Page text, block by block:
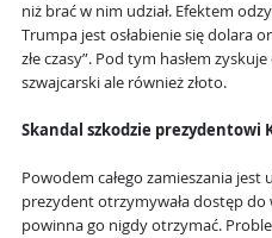
niż brać w nim udział. Efektem
Trumpa jest osłabienie się dolara
złe czasy”. Pod tym hasłem
szwajcarski ale również złoto.
Skandal szkodzie prezydentowi
Powodem całego zamieszania
prezydent otrzymywała dostęp
powinna go nigdy otrzymać.